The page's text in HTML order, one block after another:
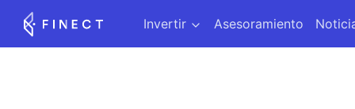
Invertir Asesoramiento